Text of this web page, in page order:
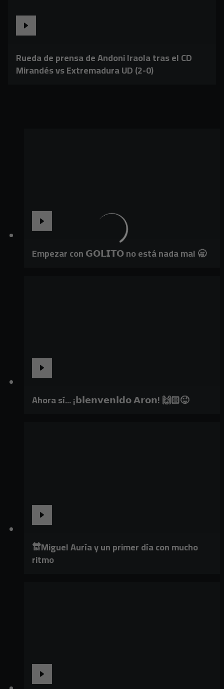
Rueda de prensa de Andoni Iraola tras el CD
Mirandés vs Extremadura UD (2-0)
Empezar con 𝗚𝗢𝗟𝗜𝗧𝗢 no está nada mal 🥱
Ahora sí... ¡𝗯𝗶𝗲𝗻𝘃𝗲𝗻𝗶𝗱𝗼 𝗔𝗿𝗼𝗻! 🙌🏻😜
🔛Miguel Auría y un primer día con mucho
ritmo